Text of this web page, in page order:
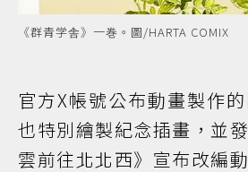
《群青学舎》一巻。圖/HARTA COMIX
官方X帳號公布動畫製作
也特別繪製紀念插畫，並
雲前往北北西》宣布改編